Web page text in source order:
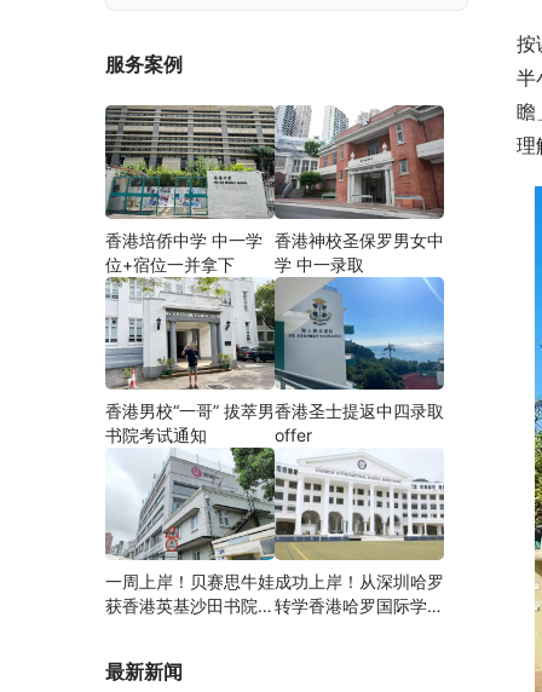
按
半
瞻
理
服务案例
香港培侨中学 中一学
位+宿位一并拿下
香港神校圣保罗男女中
学 中一录取
香港男校“一哥” 拔萃男
书院考试通知
香港圣士提返中四录取
offer
一周上岸！贝赛思牛娃
获香港英基沙田书院录
成功上岸！从深圳哈罗
转学香港哈罗国际学
最新新闻